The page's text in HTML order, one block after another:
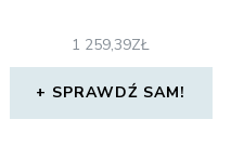
1 259,39ZŁ
SPRAWDŹ SAM!